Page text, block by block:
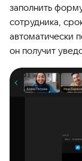
заполнить
сотрудника,
автоматически
он получит